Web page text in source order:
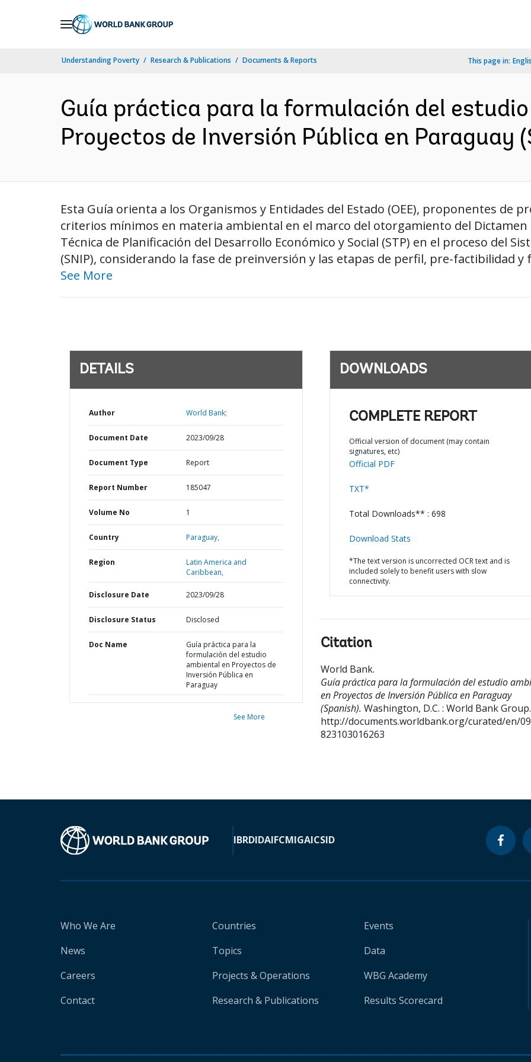
Understanding Poverty Research & Publications Documents & Reports This page in:
Guía práctica para la formulación del
Proyectos de Inversión Pública en Paraguay
Esta Guía orienta a los Organismos y Entidades del Estado (OEE), proponentes de
criterios mínimos en materia ambiental en el marco del otorgamiento del Dictamen
Técnica de Planificación del Desarrollo Económico y Social (STP) en el proceso del
(SNIP), considerando la fase de preinversión y las etapas de perfil, pre-factibilidad y
See More
DETAILS
Author World Bank;
Document Date 2023/09/28
Document Type Report
Report Number 185047
Volume No 1
Country Paraguay,
Region
Latin America and
Caribbean,
Disclosure Date 2023/09/28
Disclosure Status Disclosed
Doc Name
Guía práctica para la
formulación del estudio
ambiental en Proyectos de
Inversión Pública en
Paraguay
See More
DOWNLOADS
COMPLETE REPORT
Official version of document (may contain
signatures, etc)
Official PDF
TXT*
Total Downloads** : 698
Download Stats
*The text version is uncorrected OCR text and is
included solely to benefit users with slow
connectivity.
Citation
World Bank.
Guía práctica para la formulación del estudio
en Proyectos de Inversión Pública en Paraguay
(Spanish). Washington, D.C. : World Bank Group.
http://documents.worldbank.org/curated/en/
823103016263
IBRDIDAIFCMIGAICSID
Who We Are
News
Careers
Contact
Countries
Topics
Projects & Operations
Research & Publications
Events
Data
WBG Academy
Results Scorecard